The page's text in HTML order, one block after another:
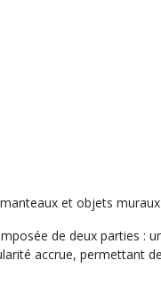
et objets
de deux parties :
accrue, permettant